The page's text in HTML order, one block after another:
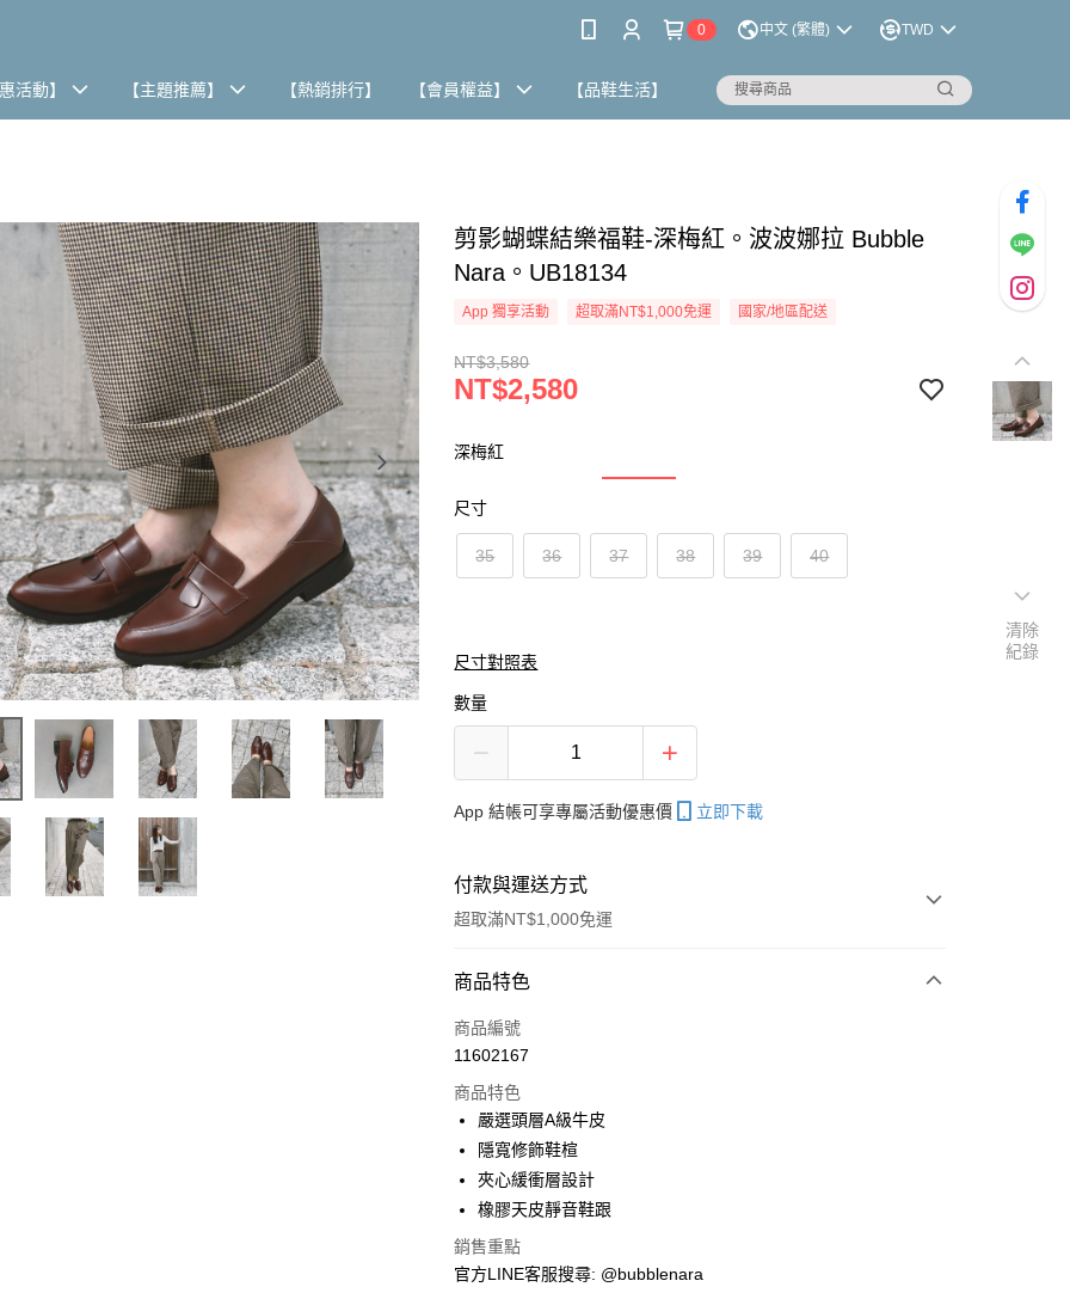
0 中文 (繁體) TWD
活動】 【主題推薦】 【熱銷排行】 【會員權益】 【品鞋生活】
剪影蝴蝶結樂福鞋-深梅紅。波波娜拉 Bubble
Nara。UB18134
App 獨享活動 超取滿NT$1,000免運 國家/地區配送
NT$3,580
NT$2,580
深梅紅
尺寸
35 36 37 38 39 40
尺寸對照表
數量
App 結帳可享專屬活動優惠價 立即下載
付款與運送方式
超取滿NT$1,000免運
付款方式
信用卡一次付款
LINE Pay
Apple Pay
悠遊付
全盈+PAY
商品特色
商品編號
11602167
商品特色
嚴選頭層A級牛皮
隱寬修飾鞋楦
夾心緩衝層設計
橡膠天皮靜音鞋跟
銷售重點
官方LINE客服搜尋: @bubblenara
清除
紀錄